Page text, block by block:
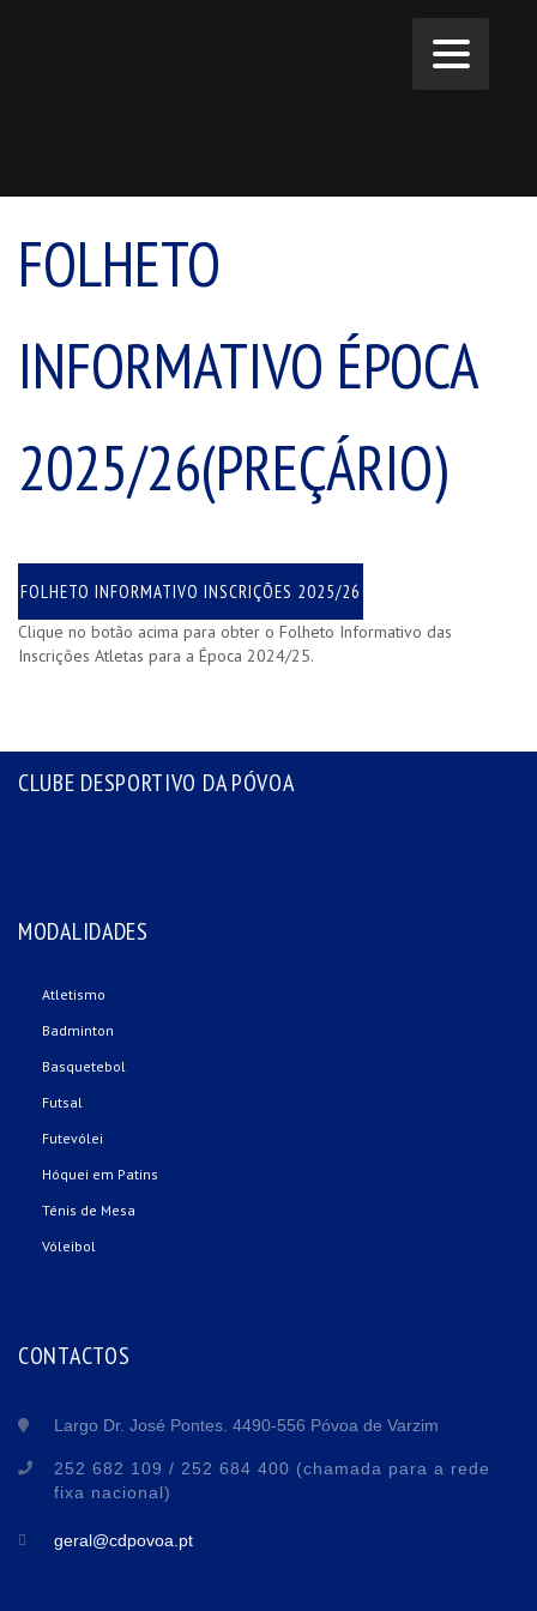
FOLHETO
INFORMATIVO ÉPOCA
2025/26(PREÇÁRIO)
FOLHETO INFORMATIVO INSCRIÇÕES 2025/26
Clique no botão acima para obter o Folheto Informativo das
Inscrições Atletas para a Época 2024/25.
CLUBE DESPORTIVO DA PÓVOA
MODALIDADES
Atletismo
Badminton
Basquetebol
Futsal
Futevólei
Hóquei em Patins
Ténis de Mesa
Vóleibol
CONTACTOS
Largo Dr. José Pontes. 4490-556 Póvoa de Varzim
252 682 109 / 252 684 400 (chamada para a rede
fixa nacional)
geral@cdpovoa.pt